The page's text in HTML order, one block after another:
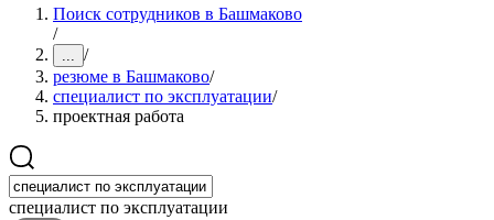
Поиск сотрудников в Башмаково
/
... /
резюме в Башмаково/
специалист по эксплуатации/
проектная работа
специалист по эксплуатации